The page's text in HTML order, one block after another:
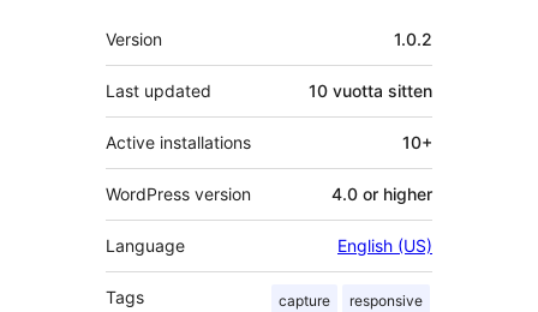
Metatiedot
Version 1.0.2
Last updated 10 vuotta sitten
Active installations 10+
WordPress version 4.0 or higher
Language English (US)
Tags capture responsive